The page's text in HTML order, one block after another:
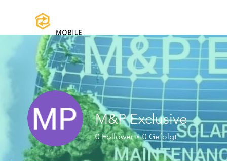
Home Handbücher und
M&P Exclusive
0 Follower 0 Gefolgt